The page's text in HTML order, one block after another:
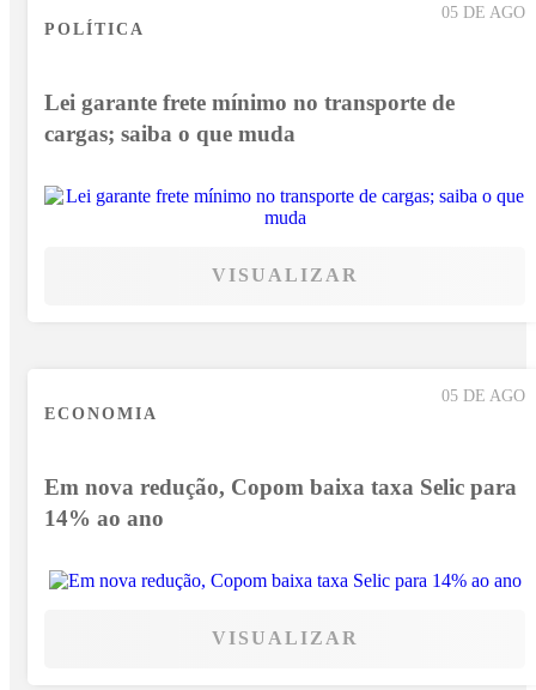
05 DE AGO
POLÍTICA
Lei garante frete mínimo no transporte de
cargas; saiba o que muda
VISUALIZAR
05 DE AGO
ECONOMIA
Em nova redução, Copom baixa taxa Selic para
14% ao ano
VISUALIZAR